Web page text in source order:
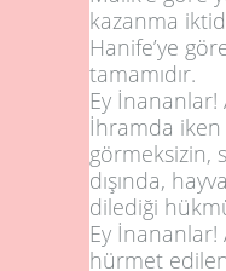
kazanma
Hanife’ye
tamamıdır.
Ey
İhramda iken
görmeksizin,
dışında,
dilediği
Ey İnananlar!
hürmet